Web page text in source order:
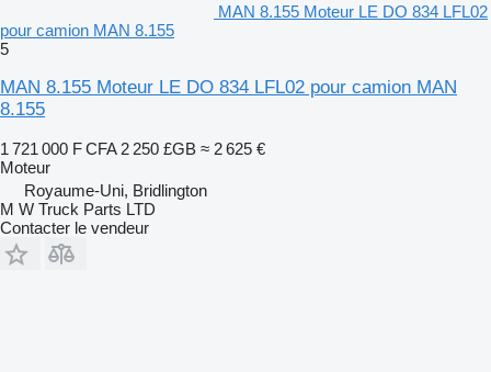
MAN 8.155 Moteur LE DO 834 LFL02
pour camion MAN 8.155
5
MAN 8.155 Moteur LE DO 834 LFL02 pour camion MAN
8.155
1 721 000 F CFA 2 250 £GB ≈ 2 625 €
Moteur
Royaume-Uni, Bridlington
M W Truck Parts LTD
Contacter le vendeur